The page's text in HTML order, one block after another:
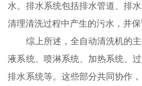
水。排水系统包括排水管道、排
清理清洗过程中产生的污水，并保
综上所述，全自动清洗机的主
液系统、喷淋系统、加热系统、
排水系统等。这些部分共同协作